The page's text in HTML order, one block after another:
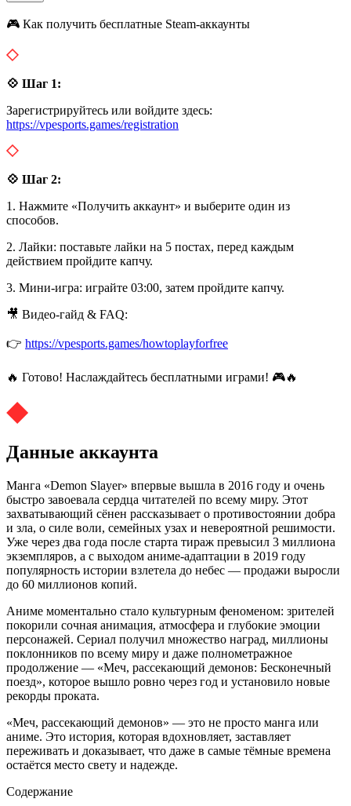
🎮 Как получить бесплатные Steam-аккаунты
💠 Шаг 1:
Зарегистрируйтесь или войдите здесь:
https://vpesports.games/registration
💠 Шаг 2:
1. Нажмите «Получить аккаунт» и выберите один из
способов.
2. Лайки: поставьте лайки на 5 постах, перед каждым
действием пройдите капчу.
3. Мини-игра: играйте 03:00, затем пройдите капчу.
🎥 Видео-гайд & FAQ:
👉 https://vpesports.games/howtoplayforfree
🔥 Готово! Наслаждайтесь бесплатными играми! 🎮🔥
Данные аккаунта
Манга «Demon Slayer» впервые вышла в 2016 году и очень
быстро завоевала сердца читателей по всему миру. Этот
захватывающий сёнен рассказывает о противостоянии добра
и зла, о силе воли, семейных узах и невероятной решимости.
Уже через два года после старта тираж превысил 3 миллиона
экземпляров, а с выходом аниме-адаптации в 2019 году
популярность истории взлетела до небес — продажи выросли
до 60 миллионов копий.
Аниме моментально стало культурным феноменом: зрителей
покорили сочная анимация, атмосфера и глубокие эмоции
персонажей. Сериал получил множество наград, миллионы
поклонников по всему миру и даже полнометражное
продолжение — «Меч, рассекающий демонов: Бесконечный
поезд», которое вышло ровно через год и установило новые
рекорды проката.
«Меч, рассекающий демонов» — это не просто манга или
аниме. Это история, которая вдохновляет, заставляет
переживать и доказывает, что даже в самые тёмные времена
остаётся место свету и надежде.
Содержание